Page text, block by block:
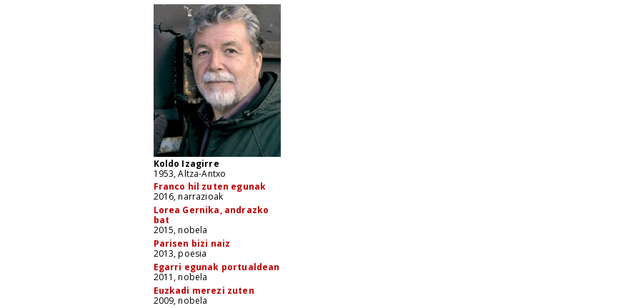
Koldo Izagirre
1953, Altza-Antxo
Franco hil zuten egunak
2016, narrazioak
Lorea Gernika, andrazko
bat
2015, nobela
Parisen bizi naiz
2013, poesia
Egarri egunak portualdean
2011, nobela
Euzkadi merezi zuten
2009, nobela